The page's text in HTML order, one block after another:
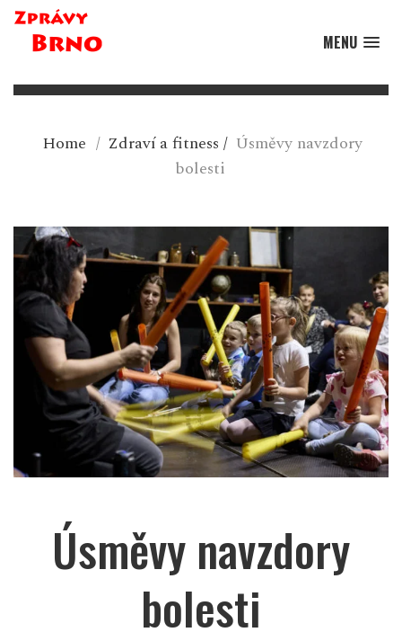
MENU
Home / Zdraví a fitness / Úsměvy navzdory
bolesti
Úsměvy navzdory
bolesti